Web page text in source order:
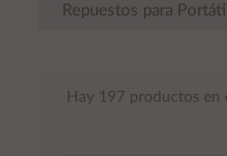
Repuestos para
Hay 197 productos en